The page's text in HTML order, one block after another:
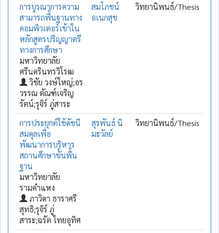
การบูรณาการความ
สามารถพื้นฐานทาง
คอมพิวเตอร์เข้าใน
หลักสูตรปริญญาตรี
ทางการศึกษา
มหาวิทยาลัย
ศรีนครินทรวิโรฒ
วิชัย วงษ์ใหญ่;อร
วรรณ ตัณฑ์เจริญ
รัตน์;รุจิร์ ภู่สาระ
สมโภชน์
อเนกสุข
วิทยานิพนธ์/Thesis
การประยุกต์ใช้ดัชนี
สมดุลเพื่อ
พัฒนาการบริหาร
สถานศึกษาขั้นพื้น
ฐาน
มหาวิทยาลัย
รามคำแหง
ภาวิดา ธาราศรี
สุทธิ;รุจิร์ ภู่
สาระ;ฉรัต ไทยอุทิศ
สุรพันธ์ นิ
มะวัลย์
วิทยานิพนธ์/Thesis